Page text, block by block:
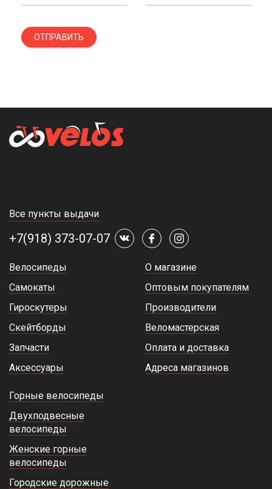
ОТПРАВИТЬ
Все пункты выдачи
+7(918) 373-07-07
Велосипеды
Самокаты
Гироскутеры
Скейтборды
Запчасти
Аксессуары
О магазине
Оптовым покупателям
Производители
Веломастерская
Оплата и доставка
Адреса магазинов
Горные велосипеды
Двухподвесные
велосипеды
Женские горные
велосипеды
Городские дорожные